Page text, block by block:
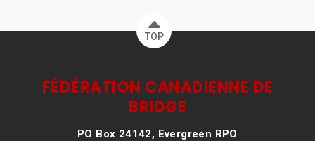
TOP
FÉDÉRATION CANADIENNE DE
BRIDGE
PO Box 24142, Evergreen RPO